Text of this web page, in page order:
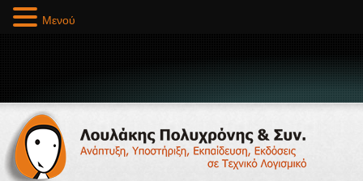
Μενού